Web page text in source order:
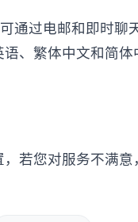
通过电邮和即时聊
、繁体中文和简体
若您对服务不满意